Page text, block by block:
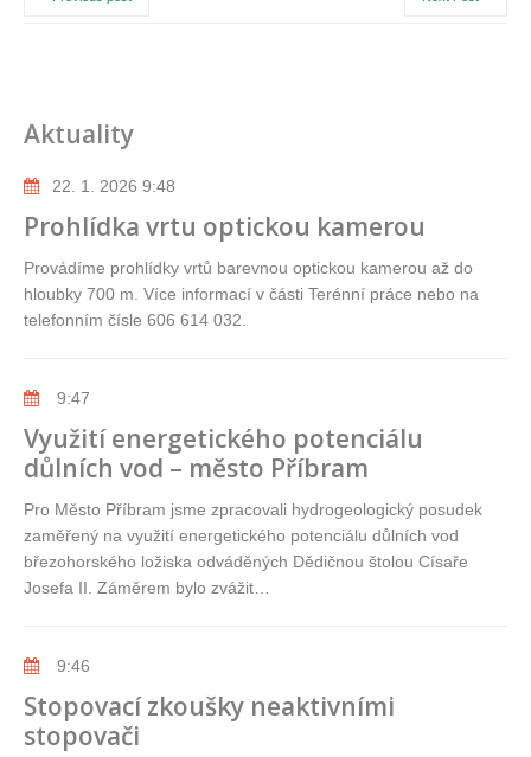
Aktuality
22. 1. 2026 9:48
Prohlídka vrtu optickou kamerou
Provádíme prohlídky vrtů barevnou optickou kamerou až do
hloubky 700 m. Více informací v části Terénní práce nebo na
telefonním čísle 606 614 032.
9:47
Využití energetického potenciálu
důlních vod – město Příbram
Pro Město Příbram jsme zpracovali hydrogeologický posudek
zaměřený na využití energetického potenciálu důlních vod
březohorského ložiska odváděných Dědičnou štolou Císaře
Josefa II. Záměrem bylo zvážit…
9:46
Stopovací zkoušky neaktivními
stopovači